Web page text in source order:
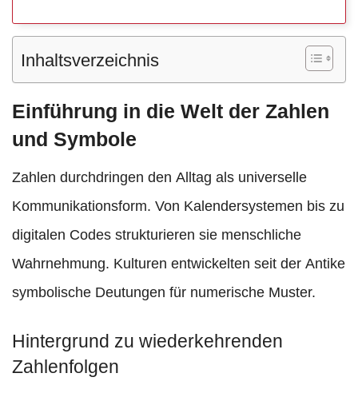
Inhaltsverzeichnis
Einführung in die Welt der Zahlen
und Symbole
Zahlen durchdringen den Alltag als universelle
Kommunikationsform. Von Kalendersystemen bis zu
digitalen Codes strukturieren sie menschliche
Wahrnehmung. Kulturen entwickelten seit der Antike
symbolische Deutungen für numerische Muster.
Hintergrund zu wiederkehrenden
Zahlenfolgen